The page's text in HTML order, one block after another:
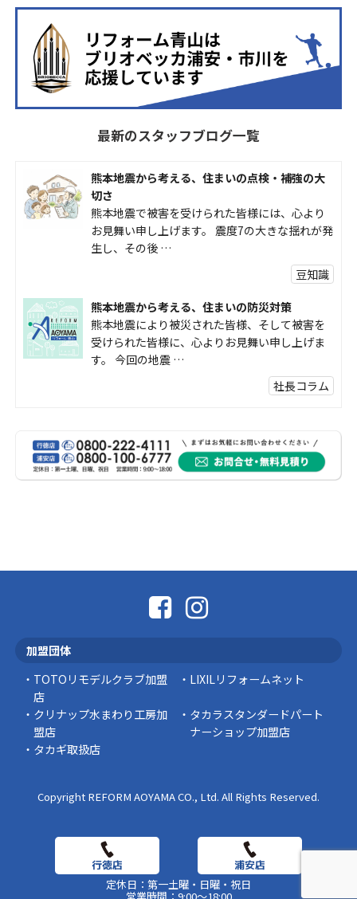
最新のスタッフブログ一覧
熊本地震から考える、住まいの点検・補強の大
切さ
熊本地震で被害を受けられた皆様には、心より
お見舞い申し上げます。 震度7の大きな揺れが発
生し、その後 …
豆知識
熊本地震から考える、住まいの防災対策
熊本地震により被災された皆様、そして被害を
受けられた皆様に、心よりお見舞い申し上げま
す。 今回の地震 …
社長コラム
外壁の色あせやひび割れが気になり始めると、
「そろそろ塗り替えが必要かな？」 「訪問営業
に勧められた …
中にインターホンが鳴っていた… 宅配便を受 …
加盟団体
TOTOリモデルクラブ加盟
店
LIXILリフォームネット
クリナップ水まわり工房加
盟店
タカラスタンダードパート
ナーショップ加盟店
タカギ取扱店
Copyright REFORM AOYAMA CO., Ltd. All Rights Reserved.
定休日：第一土曜・日曜・祝日
営業時間：9:00～18:00